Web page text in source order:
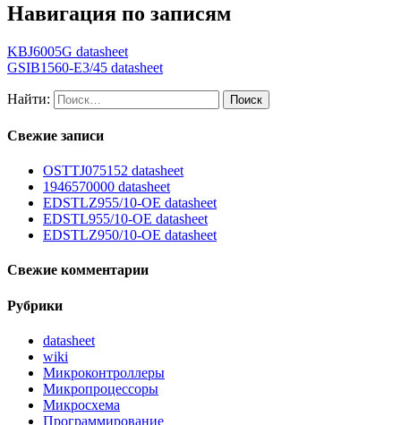
Навигация по записям
KBJ6005G datasheet
GSIB1560-E3/45 datasheet
Найти:
Свежие записи
OSTTJ075152 datasheet
1946570000 datasheet
EDSTLZ955/10-OE datasheet
EDSTL955/10-OE datasheet
EDSTLZ950/10-OE datasheet
Свежие комментарии
Рубрики
datasheet
wiki
Микроконтроллеры
Микропроцессоры
Микросхема
Программирование